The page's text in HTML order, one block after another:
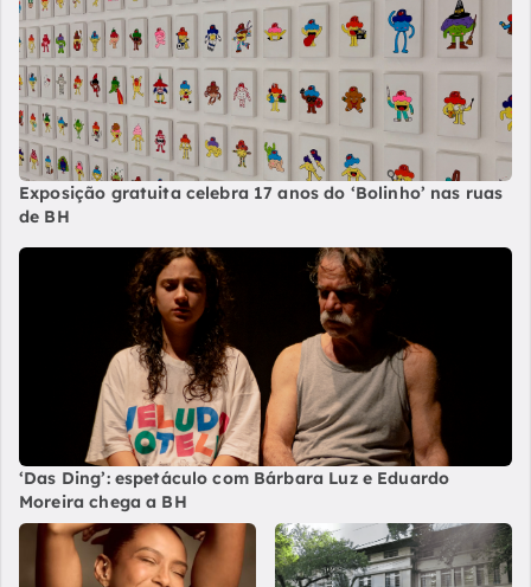
Exposição gratuita celebra 17 anos do ‘Bolinho’ nas ruas
de BH
‘Das Ding’: espetáculo com Bárbara Luz e Eduardo
Moreira chega a BH